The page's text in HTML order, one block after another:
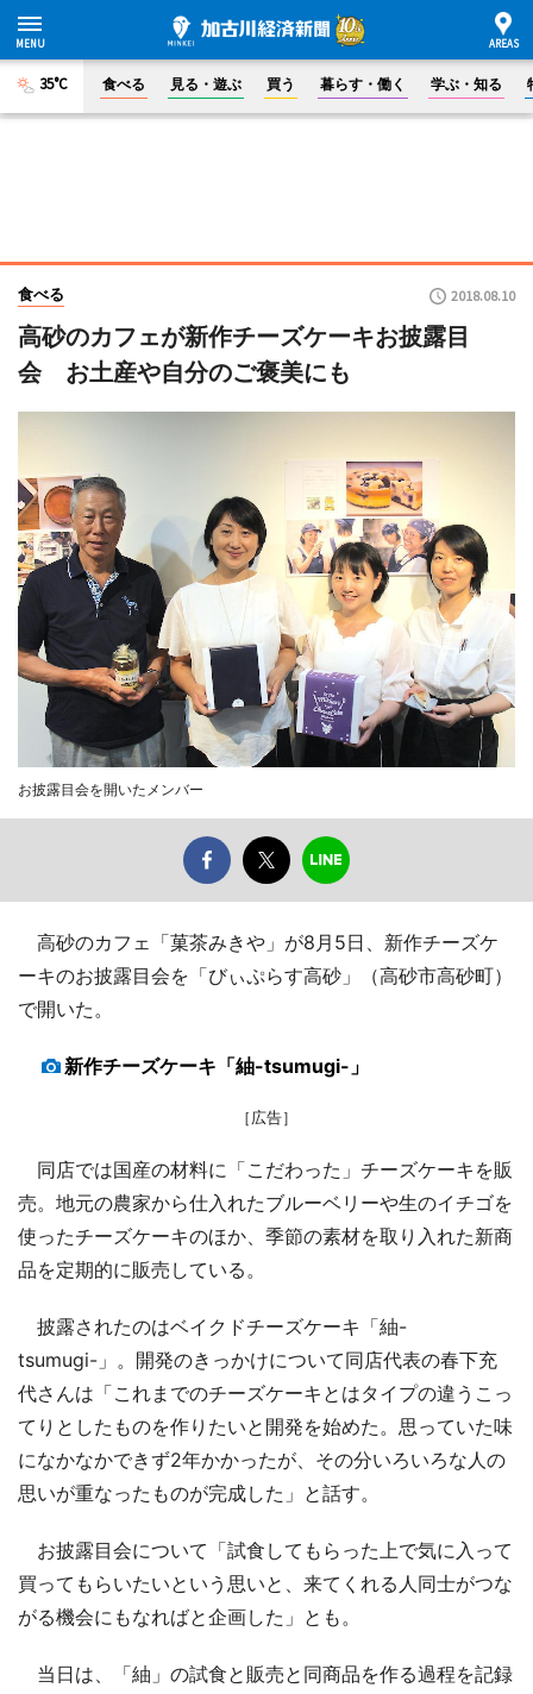
35°C 食べる 見る・遊ぶ 買う 暮らす・働く 学ぶ・知る
食べる 2018.08.10
高砂のカフェが新作チーズケーキお披露目
会 お土産や自分のご褒美にも
お披露目会を開いたメンバー
高砂のカフェ「菓茶みきや」が8月5日、新作チーズケ
ーキのお披露目会を「びぃぷらす高砂」（高砂市高砂町）
で開いた。
新作チーズケーキ「紬-tsumugi-」
［広告］
同店では国産の材料に「こだわった」チーズケーキを販
売。地元の農家から仕入れたブルーベリーや生のイチゴを
使ったチーズケーキのほか、季節の素材を取り入れた新商
品を定期的に販売している。
披露されたのはベイクドチーズケーキ「紬-
tsumugi-」。開発のきっかけについて同店代表の春下充
代さんは「これまでのチーズケーキとはタイプの違うこっ
てりとしたものを作りたいと開発を始めた。思っていた味
になかなかできず2年かかったが、その分いろいろな人の
思いが重なったものが完成した」と話す。
お披露目会について「試食してもらった上で気に入って
買ってもらいたいという思いと、来てくれる人同士がつな
がる機会にもなればと企画した」とも。
当日は、「紬」の試食と販売と同商品を作る過程を記録